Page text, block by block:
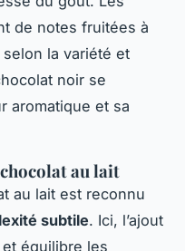
de notes fruitées à
la variété et
noir se
aromatique et sa
au lait
au lait est reconnu
subtile. Ici, l’ajout
équilibre les